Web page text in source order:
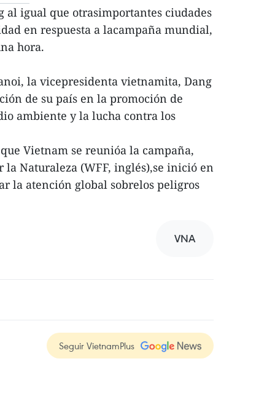
al igual que otrasimportantes ciudades
en respuesta a lacampaña mundial,
hora.
la vicepresidenta vietnamita, Dang
de su país en la promoción de
ambiente y la lucha contra los
Vietnam se reunióa la campaña,
Naturaleza (WFF, inglés),se inició en
la atención global sobrelos peligros
VNA
Seguir VietnamPlus